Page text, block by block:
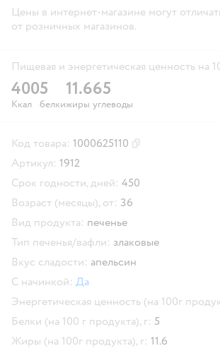
Цены в интернет-магазине могут
от розничных магазинов.
Пищевая и энергетическая ценность на
400
Ккал
5
белки
11.6
жиры
65
углеводы
Код товара: 1000625110
Артикул: 1912
Срок годности, дней: 450
Возраст (месяцы), от: 36
Вид продукта: печенье
Тип печенья/вафли: злаковые
Вкус сладости: апельсин
С начинкой: Да
Энергетическая ценность (на 100г
Белки (на 100 г продукта), г: 5
Жиры (на 100г продукта), г: 11.6